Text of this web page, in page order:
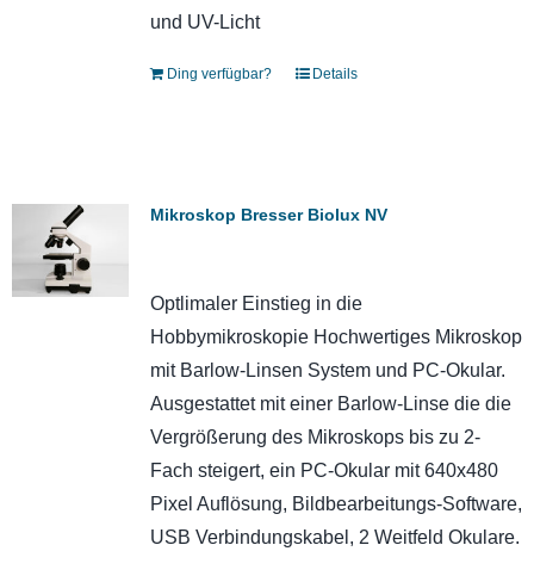
und UV-Licht
Ding verfügbar? Details
Mikroskop Bresser Biolux NV
Optlimaler Einstieg in die
Hobbymikroskopie Hochwertiges Mikroskop
mit Barlow-Linsen System und PC-Okular.
Ausgestattet mit einer Barlow-Linse die die
Vergrößerung des Mikroskops bis zu 2-
Fach steigert, ein PC-Okular mit 640x480
Pixel Auflösung, Bildbearbeitungs-Software,
USB Verbindungskabel, 2 Weitfeld Okulare.